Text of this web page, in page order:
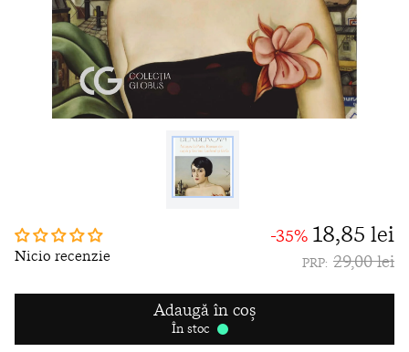
Nicio recenzie
-35% 18,85 lei
PRP: 29,00 lei
Adaugă în coș
În stoc